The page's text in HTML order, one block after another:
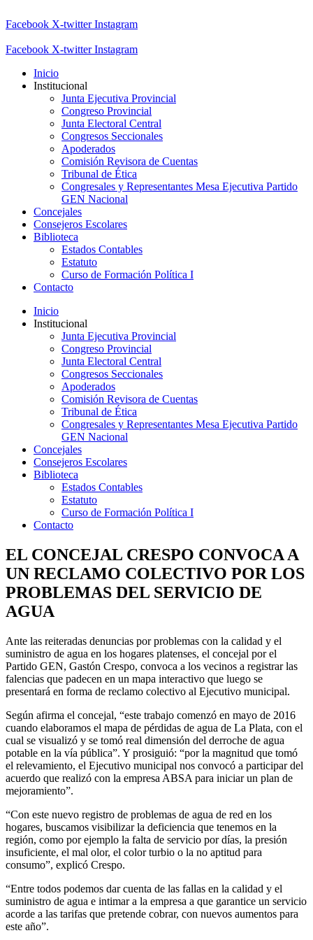
Facebook X-twitter Instagram
Facebook X-twitter Instagram
Inicio
Institucional
Junta Ejecutiva Provincial
Congreso Provincial
Junta Electoral Central
Congresos Seccionales
Apoderados
Comisión Revisora de Cuentas
Tribunal de Ética
Congresales y Representantes Mesa Ejecutiva Partido
GEN Nacional
Concejales
Consejeros Escolares
Biblioteca
Estados Contables
Estatuto
Curso de Formación Política I
Contacto
Inicio
Institucional
Junta Ejecutiva Provincial
Congreso Provincial
Junta Electoral Central
Congresos Seccionales
Apoderados
Comisión Revisora de Cuentas
Tribunal de Ética
Congresales y Representantes Mesa Ejecutiva Partido
GEN Nacional
Concejales
Consejeros Escolares
Biblioteca
Estados Contables
Estatuto
Curso de Formación Política I
Contacto
EL CONCEJAL CRESPO CONVOCA A
UN RECLAMO COLECTIVO POR LOS
PROBLEMAS DEL SERVICIO DE
AGUA
Ante las reiteradas denuncias por problemas con la calidad y el
suministro de agua en los hogares platenses, el concejal por el
Partido GEN, Gastón Crespo, convoca a los vecinos a registrar las
falencias que padecen en un mapa interactivo que luego se
presentará en forma de reclamo colectivo al Ejecutivo municipal.
Según afirma el concejal, “este trabajo comenzó en mayo de 2016
cuando elaboramos el mapa de pérdidas de agua de La Plata, con el
cual se visualizó y se tomó real dimensión del derroche de agua
potable en la vía pública”. Y prosiguió: “por la magnitud que tomó
el relevamiento, el Ejecutivo municipal nos convocó a participar del
acuerdo que realizó con la empresa ABSA para iniciar un plan de
mejoramiento”.
“Con este nuevo registro de problemas de agua de red en los
hogares, buscamos visibilizar la deficiencia que tenemos en la
región, como por ejemplo la falta de servicio por días, la presión
insuficiente, el mal olor, el color turbio o la no aptitud para
consumo”, explicó Crespo.
“Entre todos podemos dar cuenta de las fallas en la calidad y el
suministro de agua e intimar a la empresa a que garantice un servicio
acorde a las tarifas que pretende cobrar, con nuevos aumentos para
este año”.